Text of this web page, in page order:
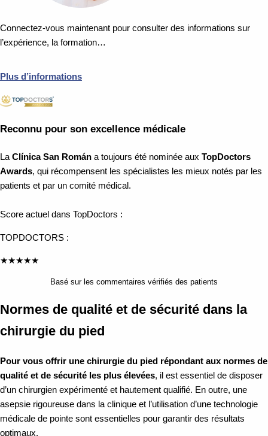
Connectez-vous maintenant pour consulter des informations sur
l’expérience, la formation…
Plus d’informations
Reconnu pour son excellence médicale
La Clínica San Román a toujours été nominée aux TopDoctors
Awards, qui récompensent les spécialistes les mieux notés par les
patients et par un comité médical.
Score actuel dans TopDoctors :
TOPDOCTORS :
★★★★★
Basé sur les commentaires vérifiés des patients
Normes de qualité et de sécurité dans la
chirurgie du pied
Pour vous offrir une chirurgie du pied répondant aux normes de
qualité et de sécurité les plus élevées, il est essentiel de disposer
d’un chirurgien expérimenté et hautement qualifié. En outre, une
asepsie rigoureuse dans la clinique et l’utilisation d’une technologie
médicale de pointe sont essentielles pour garantir des résultats
optimaux.